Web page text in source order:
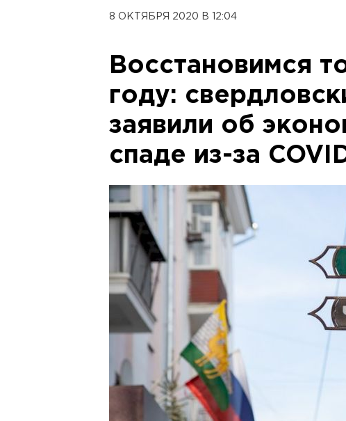
8 ОКТЯБРЯ 2020 В 12:04
Восстановимся
году:
заявили об
спаде из-за